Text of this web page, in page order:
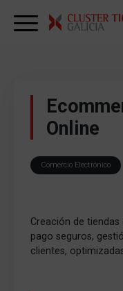
Online
Comercio Electrónico
Creación de
pago seguros,
clientes,